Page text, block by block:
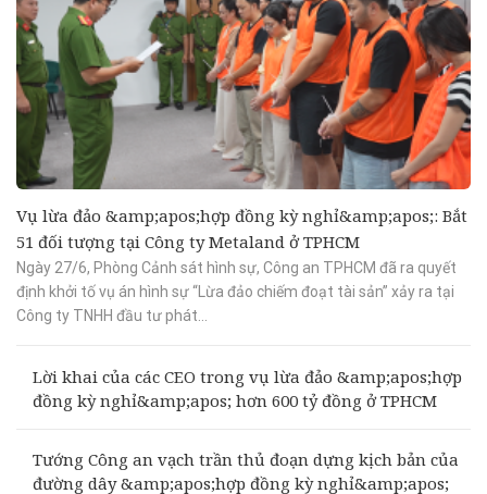
Vụ lừa đảo &amp;apos;hợp đồng kỳ nghỉ&amp;apos;: Bắt
51 đối tượng tại Công ty Metaland ở TPHCM
Ngày 27/6, Phòng Cảnh sát hình sự, Công an TPHCM đã ra quyết
định khởi tố vụ án hình sự “Lừa đảo chiếm đoạt tài sản” xảy ra tại
Công ty TNHH đầu tư phát...
Lời khai của các CEO trong vụ lừa đảo &amp;apos;hợp
đồng kỳ nghỉ&amp;apos; hơn 600 tỷ đồng ở TPHCM
Tướng Công an vạch trần thủ đoạn dựng kịch bản của
đường dây &amp;apos;hợp đồng kỳ nghỉ&amp;apos;